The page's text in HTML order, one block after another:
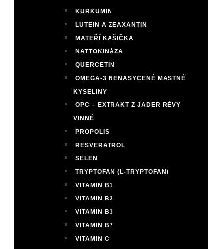
KURKUMIN
LUTEIN A ZEAXANTIN
MATEŘÍ KAŠIČKA
NATTOKINÁZA
QUERCETIN
OMEGA-3 NENASYCENÉ MASTNÉ
KYSELINY
OPC – EXTRAKT Z JADER RÉVY
VINNÉ
PROPOLIS
RESVERATROL
SELEN
TRYPTOFAN (L-TRYPTOFAN)
VITAMIN B1
VITAMIN B2
VITAMIN B3
VITAMIN B7
VITAMIN C